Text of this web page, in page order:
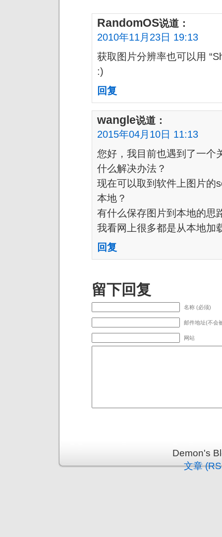
RandomOS说道：
2010年11月23日 19:13
获取图片分辨率也可以用
:)
回复
wangle说道：
2015年04月10日 11:13
您好，我目前也遇到了一个
什么解决办法？
现在可以取到软件上图片的
本地？
有什么保存图片到本地的思
我看网上很多都是从本地加
回复
留下回复
名称 (必须)
邮件地址(不会
网站
Demon's
文章